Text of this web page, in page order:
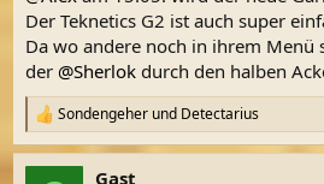
Der Teknetics G2 ist auch super
Da wo andere noch in ihrem Menü
der @Sherlok durch den halben
R
e
a
Sondengeher und Detectarius
Gast